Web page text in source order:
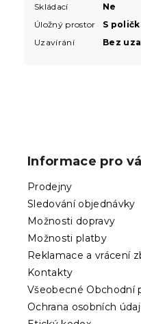
Skládací
Ne
Úložný prostor
S
Uzavírání
Bez
Informace pro
Prodejny
Sledování objednávky
Možnosti dopravy
Možnosti platby
Reklamace a vrácení
Kontakty
Všeobecné Obchodní
Ochrana osobních